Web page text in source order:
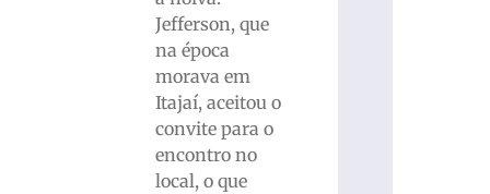
Jefferson, que
na época
morava em
Itajaí, aceitou o
convite para o
encontro no
local, o que